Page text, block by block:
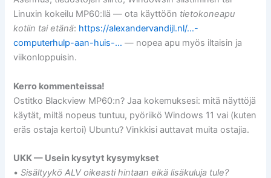
Linuxin kokeilu MP60:llä — ota käyttöön tietokoneapu
kotiin tai etänä: https://alexandervandijl.nl/…-
computerhulp-aan-huis-… — nopea apu myös iltaisin ja
viikonloppuisin.
Kerro kommenteissa!
Ostitko Blackview MP60:n? Jaa kokemuksesi: mitä näyttöjä
käytät, miltä nopeus tuntuu, pyöriikö Windows 11 vai (kuten
eräs ostaja kertoi) Ubuntu? Vinkkisi auttavat muita ostajia.
UKK — Usein kysytyt kysymykset
•Sisältyykö ALV oikeasti hintaan eikä lisäkuluja tule?